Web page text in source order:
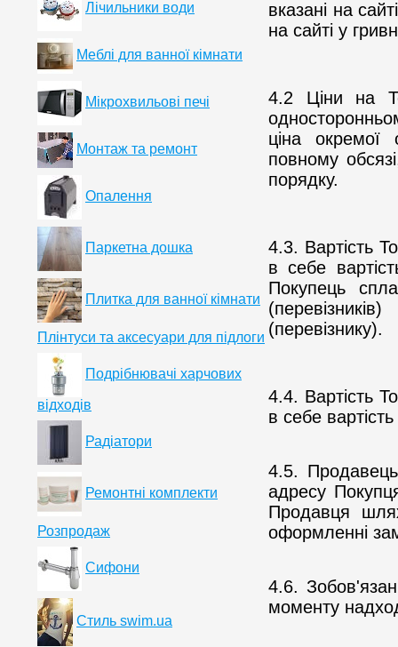
вказані на
на сайті у
4.2 Ціни на
ціна окремої
повному
порядку.
4.3. Вартість
в себе
Покупець
(перевізнику).
4.4. Вартість
в себе
4.5.
адресу
Продавця
оформленні
4.6.
моменту
Лічильники води
Меблі для ванної кімнати
Мікрохвильові печі
Монтаж та ремонт
Опалення
Паркетна дошка
Плитка для ванної кімнати
Плінтуси та аксесуари для підлоги
Подрібнювачі харчових
відходів
Радіатори
Ремонтні комплекти
Розпродаж
Сифони
Стиль swim.ua